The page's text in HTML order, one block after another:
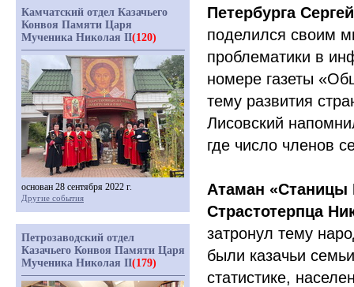
Петербурга
поделился своим
проблематики в
номере газеты
тему развития
Лисовский
где число членов
Атаман «Станицы
Страстотерпца
затронул тему
были казачьи
статистике,
Камчатский отдел Казачьего
Конвоя Памяти Царя
Мученика Николая II(120)
основан 28 сентября 2022 г.
Другие события
Петрозаводский отдел
Казачьего Конвоя Памяти Царя
Мученика Николая II(179)